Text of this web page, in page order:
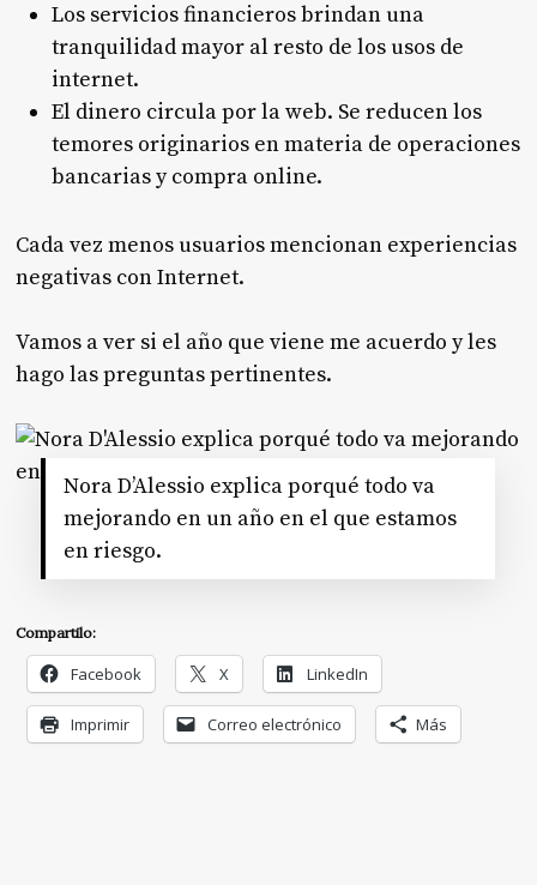
Los servicios financieros brindan una
tranquilidad mayor al resto de los usos de
internet.
El dinero circula por la web. Se reducen los
temores originarios en materia de operaciones
bancarias y compra online.
Cada vez menos usuarios mencionan experiencias
negativas con Internet.
Vamos a ver si el año que viene me acuerdo y les
hago las preguntas pertinentes.
Nora D’Alessio explica porqué todo va
mejorando en un año en el que estamos
en riesgo.
Compartilo:
Facebook X LinkedIn
Imprimir Correo electrónico Más